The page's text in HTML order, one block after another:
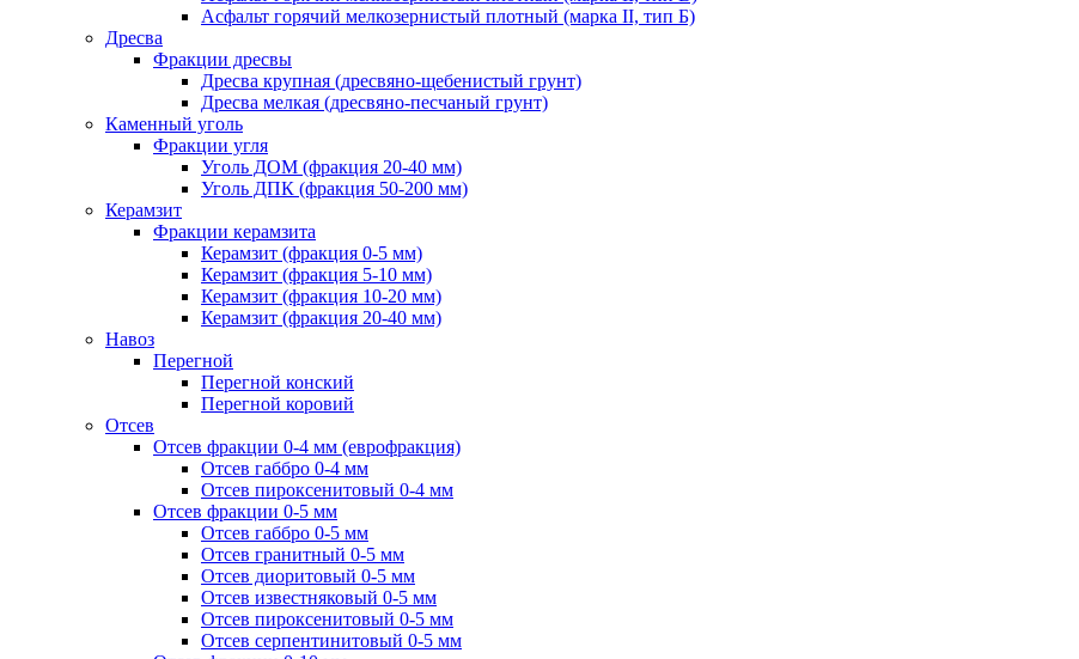
Асфальт горячий мелкозернистый плотный (марка II, тип Б)
Дресва
Фракции дресвы
Дресва крупная (дресвяно-щебенистый грунт)
Дресва мелкая (дресвяно-песчаный грунт)
Каменный уголь
Фракции угля
Уголь ДОМ (фракция 20-40 мм)
Уголь ДПК (фракция 50-200 мм)
Керамзит
Фракции керамзита
Керамзит (фракция 0-5 мм)
Керамзит (фракция 5-10 мм)
Керамзит (фракция 10-20 мм)
Керамзит (фракция 20-40 мм)
Навоз
Перегной
Перегной конский
Перегной коровий
Отсев
Отсев фракции 0-4 мм (еврофракция)
Отсев габбро 0-4 мм
Отсев пироксенитовый 0-4 мм
Отсев фракции 0-5 мм
Отсев габбро 0-5 мм
Отсев гранитный 0-5 мм
Отсев диоритовый 0-5 мм
Отсев известняковый 0-5 мм
Отсев пироксенитовый 0-5 мм
Отсев серпентинитовый 0-5 мм